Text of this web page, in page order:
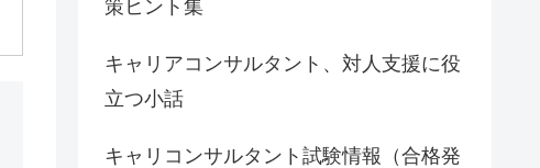
策ヒント集
キャリアコンサルタント、対人支援に役
立つ小話
キャリコンサルタント試験情報（合格発